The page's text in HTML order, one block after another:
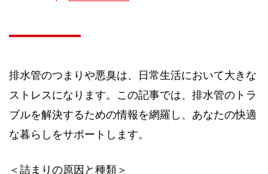
排水管のつまりや悪臭は、日常生活において大きな
ストレスになります。この記事では、排水管のトラ
ブルを解決するための情報を網羅し、あなたの快適
な暮らしをサポートします。
＜詰まりの原因と種類＞